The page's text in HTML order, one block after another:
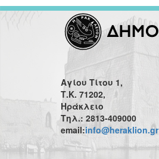
Αγίου Τίτου 1,
Τ.Κ. 71202,
Ηράκλειο
Τηλ.: 2813-409000
email:info@heraklion.gr